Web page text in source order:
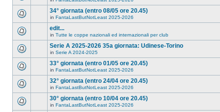
34° giornata (entro 08/05 ore 20.45)
in FantaLastButNotLeast 2025-2026
edit...
in Tutte le coppe nazionali ed internazionali per club
Serie A 2025-2026 35a giornata: Udinese-Torino
in Serie A 2024-2025
33° giornata (entro 01/05 ore 20.45)
in FantaLastButNotLeast 2025-2026
32° giornata (entro 24/04 ore 20.45)
in FantaLastButNotLeast 2025-2026
30° giornata (entro 10/04 ore 20.45)
in FantaLastButNotLeast 2025-2026